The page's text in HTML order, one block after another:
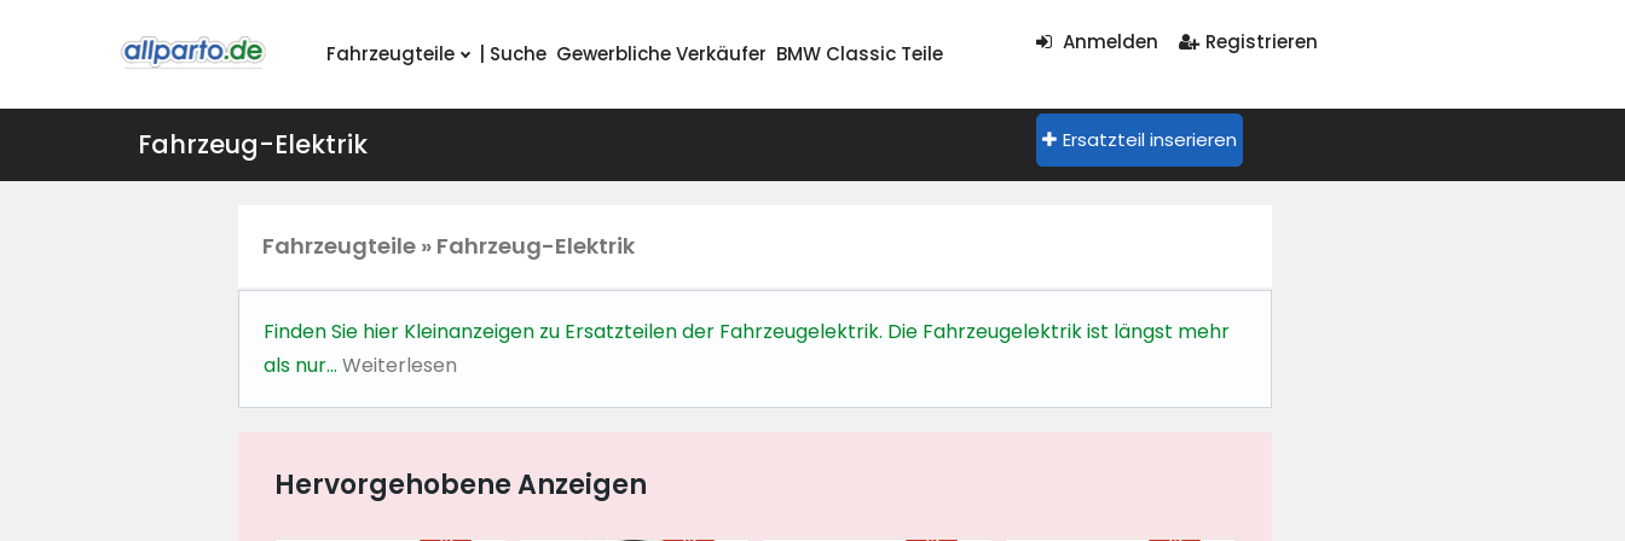
Fahrzeugteile | Suche Gewerbliche Verkäufer BMW Classic Teile Anmelden Registrieren
Ersatzteil inserieren
Fahrzeug-Elektrik
Fahrzeugteile » Fahrzeug-Elektrik
Finden Sie hier Kleinanzeigen zu Ersatzteilen der Fahrzeugelektrik. Die Fahrzeugelektrik ist längst mehr
als nur… Weiterlesen
Hervorgehobene Anzeigen